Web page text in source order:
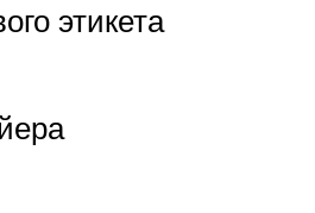
этикета